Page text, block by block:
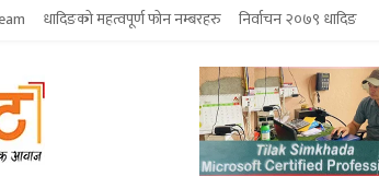
धादिङको महत्वपूर्ण फोन नम्बरहरु निर्वाचन २०७९ धादिङ